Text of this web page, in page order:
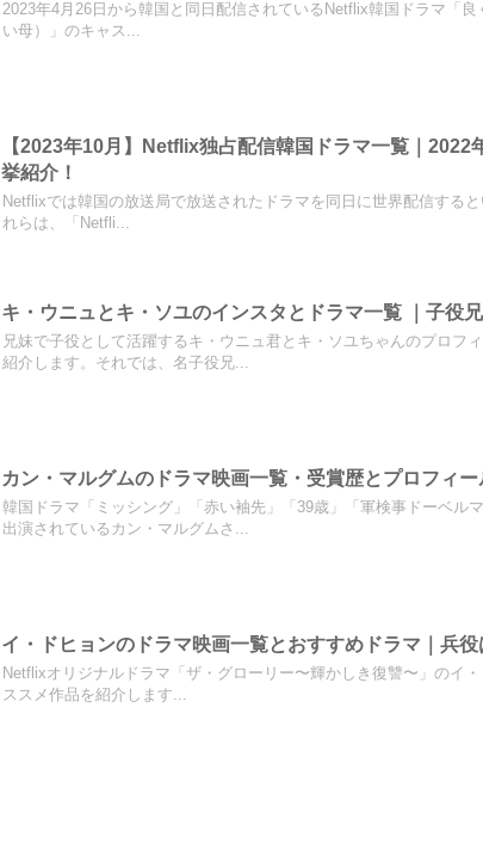
2023年4月26日から韓国と同日配信されているNetflix韓国ドラマ「
い母）」のキャス...
【2023年10月】Netflix独占配信韓国ドラマ一覧｜2022
挙紹介！
Netflixでは韓国の放送局で放送されたドラマを同日に世界配信する
れらは、「Netfli...
キ・ウニュとキ・ソユのインスタとドラマ一覧 ｜子役
兄妹で子役として活躍するキ・ウニュ君とキ・ソユちゃんのプロフ
紹介します。それでは、名子役兄...
カン・マルグムのドラマ映画一覧・受賞歴とプロフィー
韓国ドラマ「ミッシング」「赤い袖先」「39歳」「軍検事ドーベル
出演されているカン・マルグムさ...
イ・ドヒョンのドラマ映画一覧とおすすめドラマ｜兵役
Netflixオリジナルドラマ「ザ・グローリー〜輝かしき復讐〜」のイ
ススメ作品を紹介します...